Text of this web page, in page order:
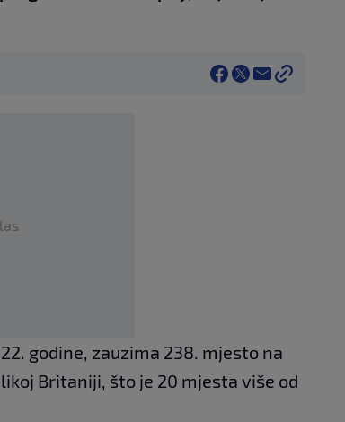
godine, zauzima 238. mjesto na
Britaniji, što je 20 mjesta više od